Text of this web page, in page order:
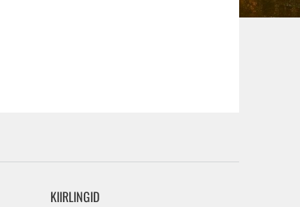
KIIRLINGID